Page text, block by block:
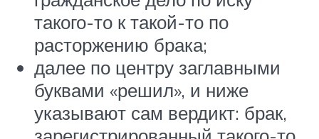
такого-то к такой-то по
расторжению брака;
далее по центру заглавными
буквами «решил», и ниже
указывают сам вердикт: брак,